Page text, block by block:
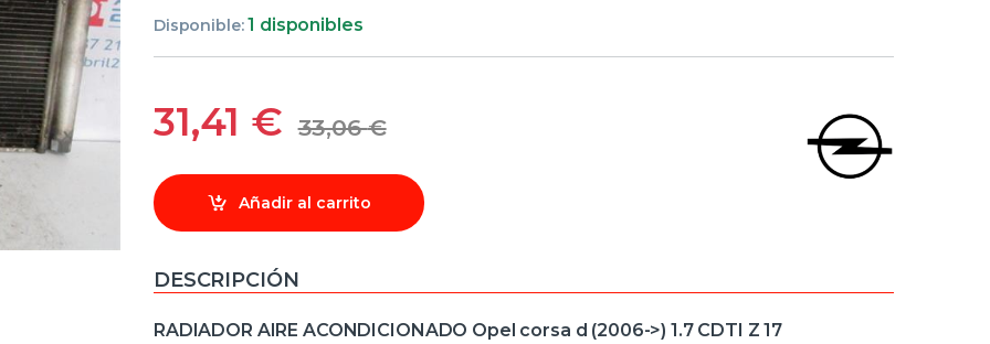
Disponible:1 disponibles
31,41 € 33,06€
Añadir al carrito
DESCRIPCIÓN
RADIADOR AIRE ACONDICIONADO Opel corsa d (2006->) 1.7 CDTI Z 17